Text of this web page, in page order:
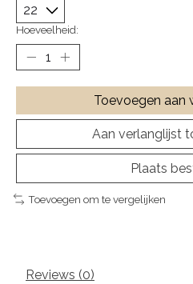
Hoeveelheid:
Toevoegen aan
Aan verlanglijst
Plaats
Toevoegen om te vergelijken
Reviews (0)